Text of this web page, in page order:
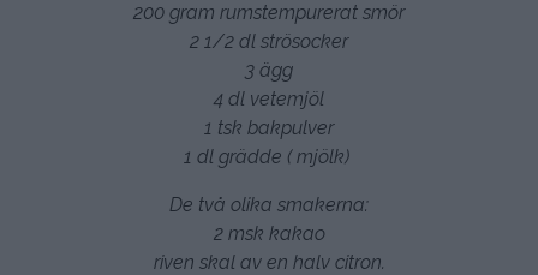
200 gram rumstempurerat smör
2 1/2 dl strösocker
3 ägg
4 dl vetemjöl
1 tsk bakpulver
1 dl grädde ( mjölk)
De två olika smakerna:
2 msk kakao
riven skal av en halv citron.